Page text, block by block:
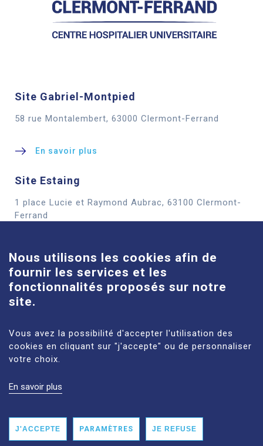
Site Gabriel-Montpied
58 rue Montalembert, 63000 Clermont-Ferrand
En savoir plus
Site Estaing
1 place Lucie et Raymond Aubrac, 63100 Clermont-
Ferrand
Site Louise-Michel
61 route de Châteaugay, 63118 Cébazat
En savoir plus
MENTIONS LÉGALES
ACCESSIBILITÉ : NON CONFORME
Nous utilisons les cookies afin de
fournir les services et les
fonctionnalités proposés sur notre
site.
Vous avez la possibilité d'accepter l'utilisation des
cookies en cliquant sur "j'accepte" ou de personnaliser
votre choix.
En savoir plus
J'ACCEPTE PARAMÈTRES JE REFUSE